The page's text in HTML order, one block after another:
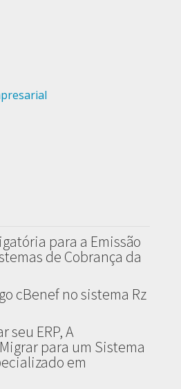
para a Emissão
de Cobrança da
cBenef no sistema Rz
seu ERP, A
para um Sistema
em